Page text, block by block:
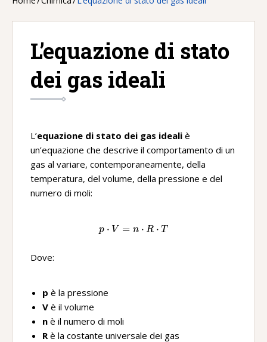
L’equazione di stato
dei gas ideali
L’equazione di stato dei gas ideali è
un’equazione che descrive il comportamento di un
gas al variare, contemporaneamente, della
temperatura, del volume, della pressione e del
numero di moli:
p\ ·V=n\ ·R\ ·T
p ⋅ V = n ⋅ R ⋅ T
Dove:
p è la pressione
V è il volume
n è il numero di moli
Rè la costante universale dei gas